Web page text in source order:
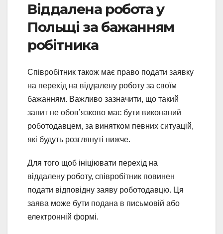
Віддалена робота у
Польщі за бажанням
робітника
Співробітник також має право подати заявку
на перехід на віддалену роботу за своїм
бажанням. Важливо зазначити, що такий
запит не обов’язково має бути виконаний
роботодавцем, за винятком певних ситуацій,
які будуть розглянуті нижче.
Для того щоб ініціювати перехід на
віддалену роботу, співробітник повинен
подати відповідну заяву роботодавцю. Ця
заява може бути подана в письмовій або
електронній формі.